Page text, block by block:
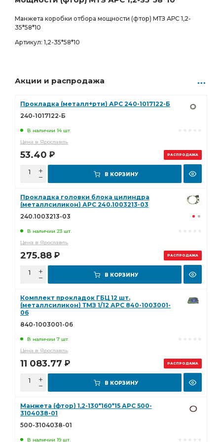
Манжета коробки отбора мощности (фтор) МТЗ АРС 1,2-
35*58*10
Артикул: 1,2-35*58*10
Акции и распродажа
РАСПРОДАЖА
Прокладка (металл+рти) АРС 240-1017122-Б
240-1017122-Б
В наличии 14 шт.
Цена в Ярославль
53.40 Р
В КОРЗИНУ
РАСПРОДАЖА
Прокладка головки блока цилиндра
(металлсиликон) АРС 240.1003213-03
240.1003213-03
В наличии 23 шт.
Цена в Ярославль
275.88 Р
В КОРЗИНУ
РАСПРОДАЖА
Комплект прокладок ГБЦ 12 шт.
(металлсиликон) ТМЗ 1/12 АРС 840-1003001-
06
840-1003001-06
В наличии 7 шт.
Цена в Ярославль
11 083.77 Р
В КОРЗИНУ
Манжета (фтор) 1,2-130*160*15 АРС 500-
3104038-01
500-3104038-01
В наличии 19 шт.